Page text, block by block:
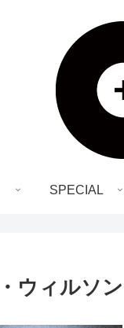
SPECIAL
ウィルソン